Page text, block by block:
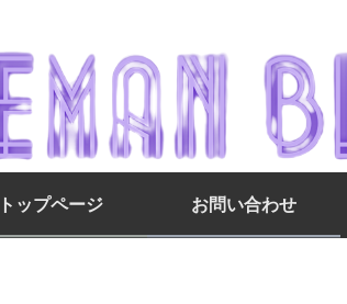
トップページ お問い合わせ